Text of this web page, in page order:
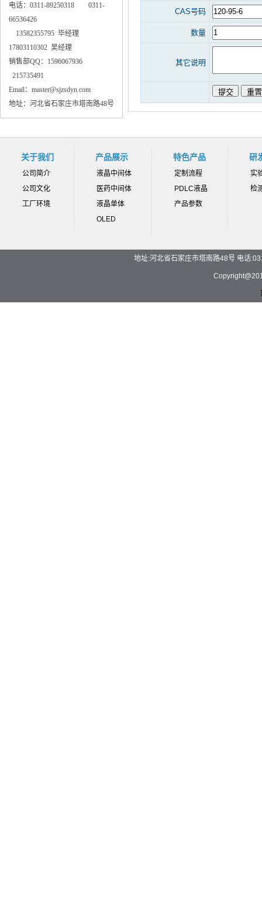
电话：0311-89250318 0311-
66536426
13582355795 毕经理
17803110302 吴经理
销售部QQ：1596067936
215735491
Email：master@sjzsdyn.com
地址：河北省石家庄市塔南路48号
CAS号码
数量
其它说明
关于我们
公司简介
公司文化
工厂环境
产品展示
液晶中间体
医药中间体
液晶单体
OLED
特色产品
定制流程
PDLC液晶
产品参数
研
实
检
地址:河北省石家庄市塔南路48号 电话